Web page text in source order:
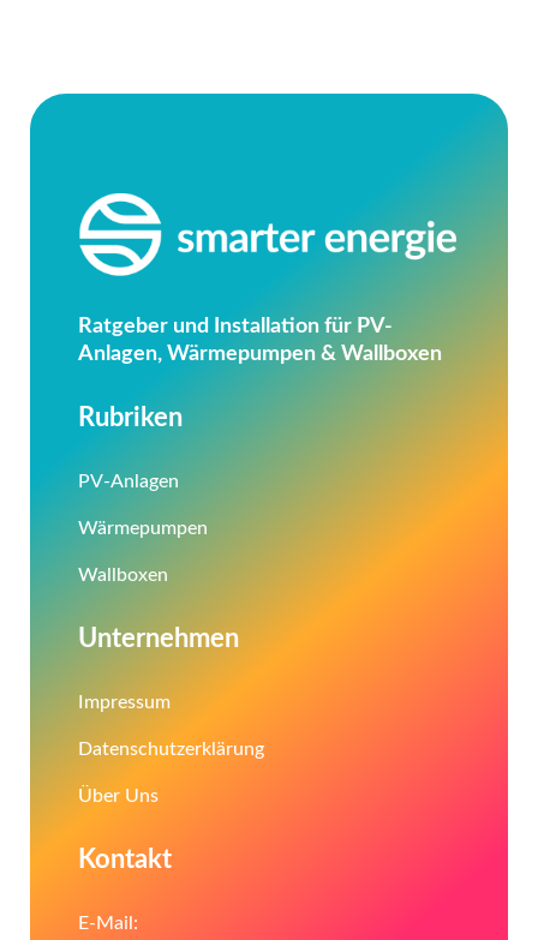
Ratgeber und Installation für PV-
Anlagen, Wärmepumpen & Wallboxen
Rubriken
PV-Anlagen
Wärmepumpen
Wallboxen
Unternehmen
Impressum
Datenschutzerklärung
Über Uns
Kontakt
E-Mail: